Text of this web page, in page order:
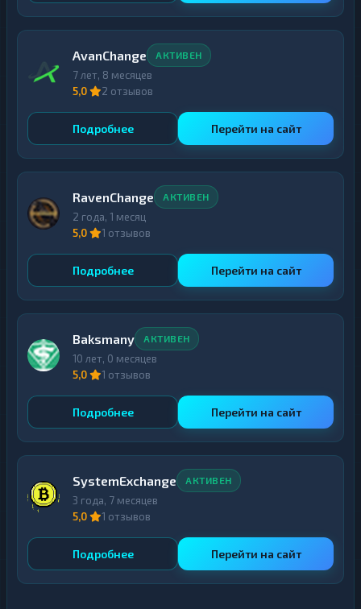
AvanChange АКТИВЕН
7 лет, 8 месяцев
5,0
2 отзывов
Подробнее Перейти на сайт
RavenChange АКТИВЕН
2 года, 1 месяц
5,0
1 отзывов
Подробнее Перейти на сайт
Baksmany АКТИВЕН
10 лет, 0 месяцев
5,0
1 отзывов
Подробнее Перейти на сайт
SystemExchange АКТИВЕН
3 года, 7 месяцев
5,0
1 отзывов
Подробнее Перейти на сайт